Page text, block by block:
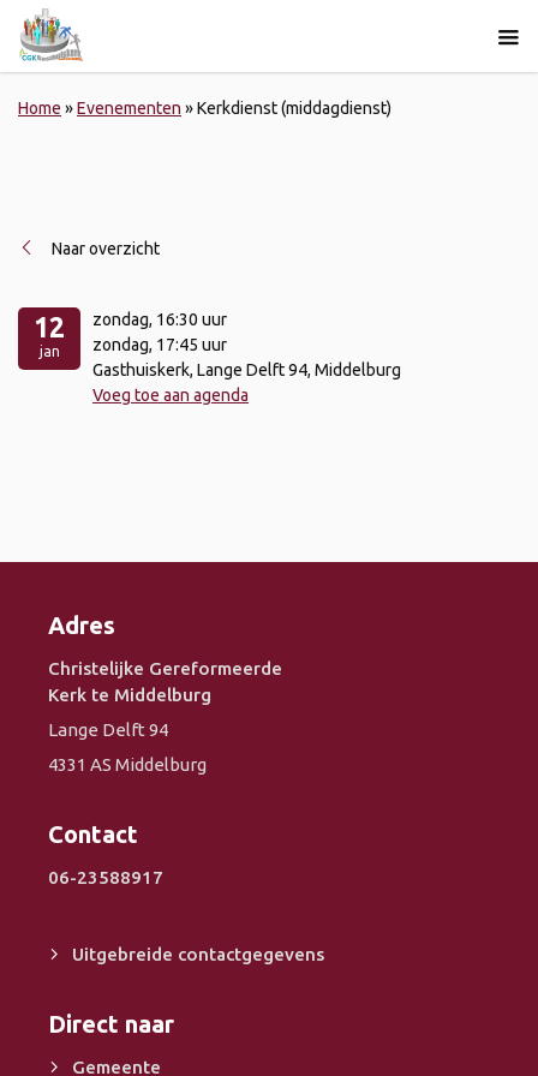
Home »Evenementen »Kerkdienst (middagdienst)
Naar overzicht
12
jan
zondag, 16:30 uur
zondag, 17:45 uur
Gasthuiskerk, Lange Delft 94, Middelburg
Voeg toe aan agenda
Adres
Christelijke Gereformeerde
Kerk te Middelburg
Lange Delft 94
4331 AS Middelburg
Contact
06-23588917
Uitgebreide contactgegevens
Direct naar
Gemeente